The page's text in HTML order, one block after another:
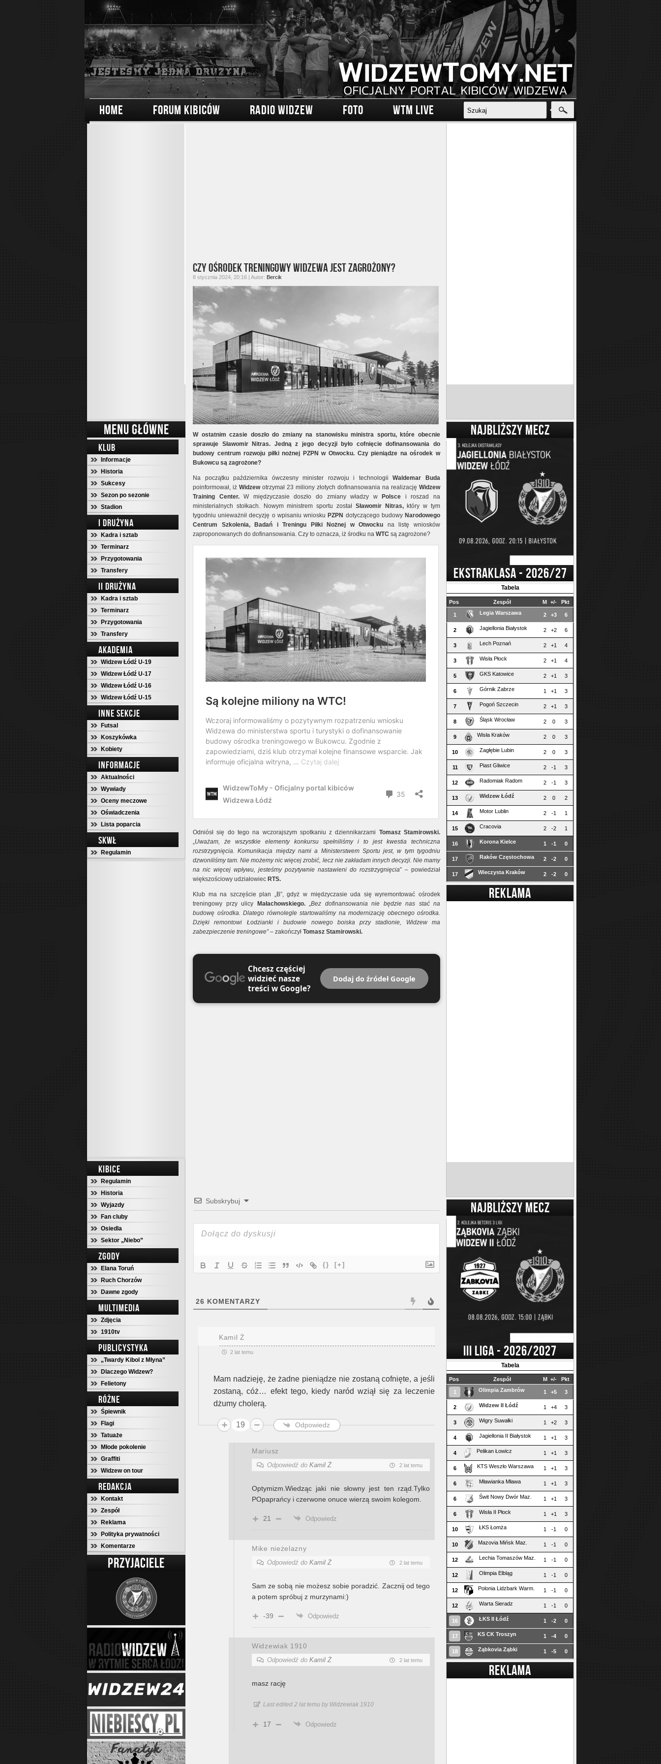
HOME FORUM KIBICÓW RADIO WIDZEW FOTO WTM LIVE
MENU GŁÓWNE
KLUB
Informacje
Historia
Sukcesy
Sezon po sezonie
Stadion
I DRUŻYNA
Kadra i sztab
Terminarz
Przygotowania
Transfery
II DRUŻYNA
Kadra i sztab
Terminarz
Przygotowania
Transfery
AKADEMIA
Widzew Łódź U-19
Widzew Łódź U-17
Widzew Łódź U-16
Widzew Łódź U-15
INNE SEKCJE
Futsal
Koszykówka
Kobiety
INFORMACJE
Aktualności
Wywiady
Oceny meczowe
Oświadczenia
Lista poparcia
SKWŁ
Regulamin
KIBICE
Regulamin
Historia
Wyjazdy
Fan cluby
Osiedla
Sektor „Niebo”
ZGODY
Elana Toruń
Ruch Chorzów
Dawne zgody
MULTIMEDIA
Zdjęcia
1910tv
PUBLICYSTYKA
„Twardy Kibol z Młyna”
Dlaczego Widzew?
Felietony
RÓŻNE
Śpiewnik
Flagi
Tatuaże
Młode pokolenie
Graffiti
Widzew on tour
REDAKCJA
Kontakt
Zespół
Reklama
Polityka prywatności
Komentarze
PRZYJACIELE
Czy ośrodek treningowy Widzewa jest zagrożony?
8 stycznia 2024, 20:16 | Autor: Bercik
W ostatnim czasie doszło do zmiany na stanowisku ministra sportu, które obecnie
sprawuje Sławomir Nitras. Jedną z jego decyzji było cofnięcie dofinansowania do
budowy centrum rozwoju piłki nożnej PZPN w Otwocku. Czy pieniądze na ośrodek w
Bukowcu są zagrożone?
Na początku października ówczesny minister rozwoju i technologiiWaldemar Buda
poinformował, iż Widzewotrzymał 23 miliony złotych dofinansowania na realizację Widzew
Training Center.W międzyczasie doszło do zmiany władzy w Polsce i roszad na
ministerialnych stołkach. Nowym ministrem sportu został Sławomir Nitras,który w tym
tygodniu unieważnił decyzję o wpisaniu wniosku PZPN dotyczącego budowy Narodowego
Centrum Szkolenia, Badań i Treningu Piłki Nożnej w Otwocku na listę wniosków
zaproponowanych do dofinansowania. Czy to oznacza, iż środku na WTC są zagrożone?
Odniósł się do tego na wczorajszym spotkaniu z dziennikarzami Tomasz Stamirowski.
„Uważam, że wszystkie elementy konkursu spełniliśmy i to jest kwestia techniczna
rozstrzygnięcia. Komunikacja między nami a Ministerstwem Sportu jest, w tym tygodniu
dzwoniliśmy tam. Nie możemy nic więcej zrobić, lecz nie zakładam innych decyzji. Nie mamy
na nic więcej wpływu, jesteśmy pozytywnie nastawieni do rozstrzygnięcia” – powiedział
większościowy udziałowiec RTS.
Klub ma na szczęście plan „B”, gdyż w międzyczasie uda się wyremontować ośrodek
treningowy przy ulicy
Małachowskiego.„Bez dofinansowania nie będzie nas stać na
budowę ośrodka. Dlatego równolegle startowaliśmy na modernizację obecnego ośrodka.
Dzięki remontowi Łodzianki i budowie nowego boiska przy stadionie, Widzew ma
zabezpieczenie treningowe” – zakończył Tomasz Stamirowski.
Chcesz częściej
widzieć nasze
treści w Google?
Dodaj do źródeł Google
Subskrybuj
{} [+]
26 KOMENTARZY
Kamil Ż
2 lat temu
Mam nadzieję, że żadne pieniądze nie zostaną cofnięte, a jeśli
zostaną, cóż… efekt tego, kiedy naród wziął się za leczenie
dżumy cholerą.
19 Odpowiedz
Mariusz
Odpowiedź do Kamil Ż 2 lat temu
Optymizm.Wiedząc jaki nie słowny jest ten rząd.Tylko
POpaprańcy i czerwone onuce wierzą swoim kolegom.
21 Odpowiedz
Mike nieżelazny
Odpowiedź do Kamil Ż 2 lat temu
Sam ze sobą nie możesz sobie poradzić. Zacznij od tego
a potem spróbuj z murzynami:)
-39 Odpowiedz
Widzewiak 1910
Odpowiedź do Kamil Ż 2 lat temu
masz rację
Last edited 2 lat temu by Widzewiak 1910
17 Odpowiedz
NAJBLIŻSZY MECZ
EKSTRAKLASA - 2026/27
Tabela
Pos Zespół M +/- Pkt
1 Legia Warszawa 2 +3 6
2 Jagiellonia Białystok 2 +2 6
3 Lech Poznań 2 +1 4
3 Wisła Płock 2 +1 4
5 GKS Katowice 2 +1 3
6 Górnik Zabrze 1 +1 3
7 Pogoń Szczecin 2 +1 3
8 Śląsk Wrocław 2 0 3
9 Wisła Kraków 2 0 3
10 Zagłębie Lubin 2 0 3
11 Piast Gliwice 2 -1 3
12 Radomiak Radom 2 -1 3
13 Widzew Łódź 2 0 2
14 Motor Lublin 2 -1 1
15 Cracovia 2 -2 1
16 Korona Kielce 1 -1 0
17 Raków Częstochowa 2 -2 0
17 Wieczysta Kraków 2 -2 0
REKLAMA
NAJBLIŻSZY MECZ
III LIGA - 2026/2027
Tabela
Pos Zespół M +/- Pkt
1 Olimpia Zambrów 1 +5 3
2 Widzew II Łódź 1 +4 3
3 Wigry Suwałki 1 +2 3
4 Jagiellonia II Białystok 1 +1 3
4 Pelikan Łowicz 1 +1 3
6 KTS Weszło Warszawa 1 +1 3
6 Mławianka Mława 1 +1 3
6 Świt Nowy Dwór Maz. 1 +1 3
6 Wisła II Płock 1 +1 3
10 ŁKS Łomża 1 -1 0
10 Mazovia Mińsk Maz. 1 -1 0
12 Lechia Tomaszów Maz. 1 -1 0
12 Olimpia Elbląg 1 -1 0
12 Polonia Lidzbark Warm. 1 -1 0
12 Warta Sieradz 1 -1 0
16 ŁKS II Łódź 1 -2 0
17 KS CK Troszyn 1 -4 0
18 Ząbkovia Ząbki 1 -5 0
REKLAMA